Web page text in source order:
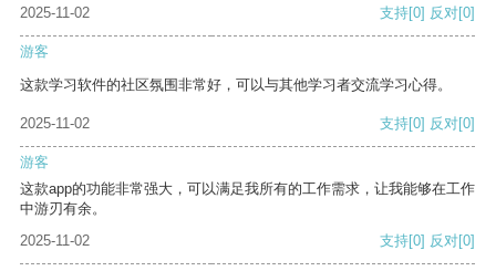
2025-11-02
支持[0] 反对[0]
游客
这款学习软件的社区氛围非常好，可以与其他学习者交流学习心得。
2025-11-02 支持[0] 反对[0]
游客
这款app的功能非常强大，可以满足我所有的工作需求，让我能够在工作
中游刃有余。
2025-11-02
支持[0] 反对[0]